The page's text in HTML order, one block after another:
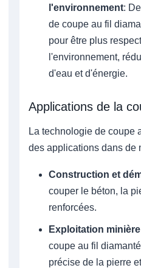
l'environnement:
de coupe au fil
pour être plus
l'environnement,
d'eau et d'énergie.
Applications de la
La technologie de coupe
des applications dans de
Construction et
couper le béton, la
renforcées.
Exploitation minière
coupe au fil
précise de la pierre